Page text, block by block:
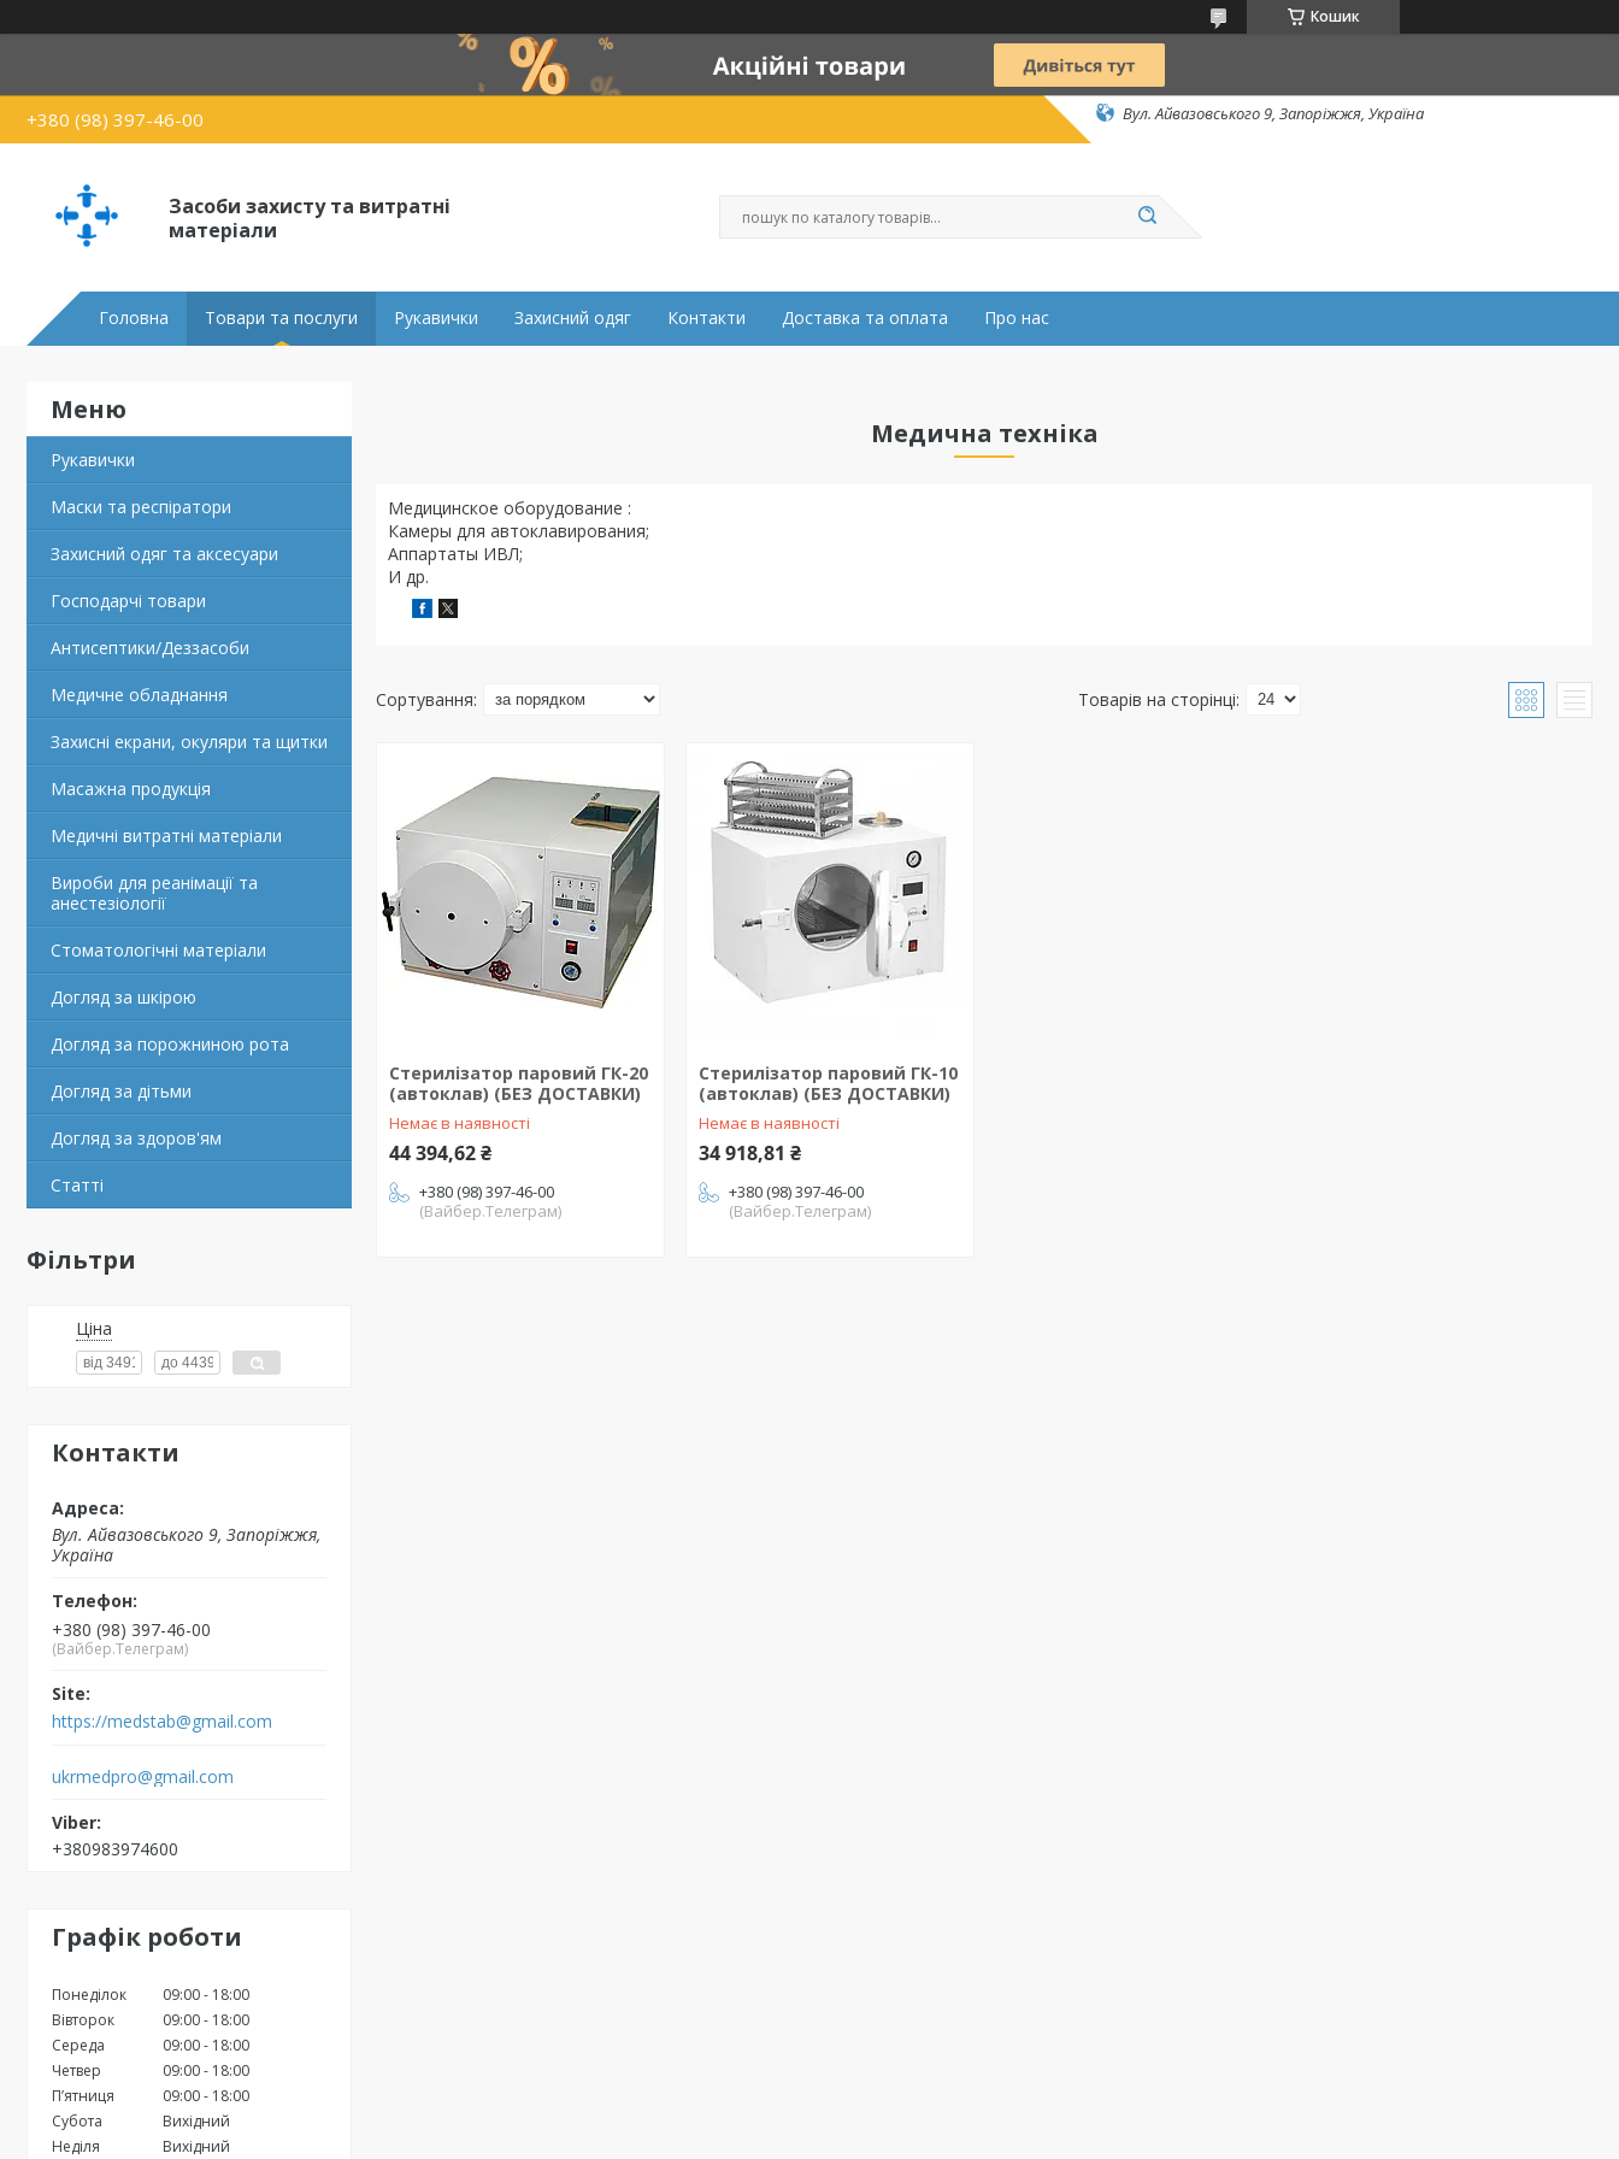
Кошик
+380 (98) 397-46-00 Вул. Айвазовського 9, Запоріжжя, Україна
Засоби захисту та витратні
матеріали
Головна Товари та послуги Рукавички Захисний одяг Контакти Доставка та оплата Про нас
Рукавички
Маски та респіратори
Захисний одяг та аксесуари
Господарчі товари
Антисептики/Деззасоби
Медичне обладнання
Захисні екрани, окуляри та щитки
Масажна продукція
Медичні витратні матеріали
Вироби для реанімації та
анестезіології
Стоматологічні матеріали
Догляд за шкірою
Догляд за порожниною рота
Догляд за дітьми
Догляд за здоров'ям
Статті
Фільтри
Ціна
Контакти
Вул. Айвазовського 9, Запоріжжя,
Україна
+380 (98) 397-46-00
(Вайбер.Телеграм)
https://medstab@gmail.com
ukrmedpro@gmail.com
+380983974600
Графік роботи
Понеділок 09:00
18:00
Вівторок
09:00
18:00
Середа
09:00
18:00
Четвер
09:00
18:00
Пʼятниця
09:00
18:00
Субота
Вихідний
Неділя
Вихідний
Медична техніка
Медицинское оборудование :
Камеры для автоклавирования;
Аппартаты ИВЛ;
И др.
Стерилізатор паровий ГК-20
(автоклав) (БЕЗ ДОСТАВКИ)
Немає в наявності
44 394,62 ₴
+380 (98) 397-46-00
(Вайбер.Телеграм)
Стерилізатор паровий ГК-10
(автоклав) (БЕЗ ДОСТАВКИ)
Немає в наявності
34 918,81 ₴
+380 (98) 397-46-00
(Вайбер.Телеграм)